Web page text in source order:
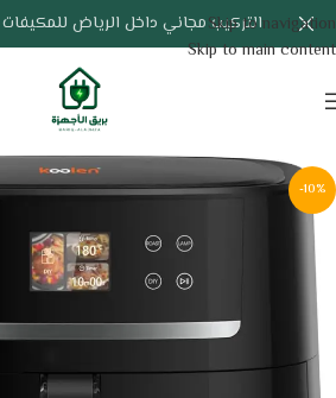
Skip to navigation
Skip to main content
التركيب مجاني داخل الرياض
-10%